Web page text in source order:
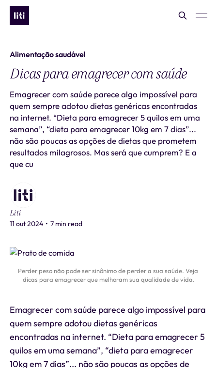
Alimentação saudável
Dicas para emagrecer com saúde
Emagrecer com saúde parece algo impossível para
quem sempre adotou dietas genéricas encontradas
na internet. “Dieta para emagrecer 5 quilos em uma
semana”, “dieta para emagrecer 10kg em 7 dias”...
não são poucas as opções de dietas que prometem
resultados milagrosos. Mas será que cumprem? E a
que cu
Liti
11 out 2024 • 7 min read
Perder peso não pode ser sinônimo de perder a sua saúde. Veja
dicas para emagrecer que melhoram sua qualidade de vida.
Emagrecer com saúde parece algo impossível para
quem sempre adotou dietas genéricas
encontradas na internet. “Dieta para emagrecer 5
quilos em uma semana”, “dieta para emagrecer
10kg em 7 dias”... não são poucas as opções de